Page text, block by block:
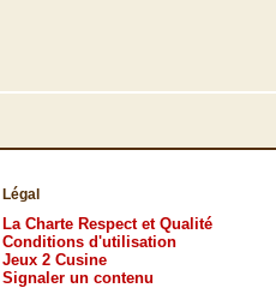
Légal
La Charte Respect et Qualité
Conditions d'utilisation
Jeux 2 Cusine
Signaler un contenu